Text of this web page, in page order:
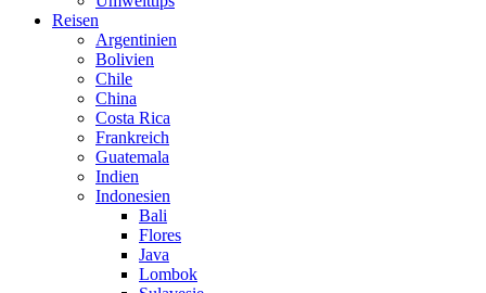
Reisen
Argentinien
Bolivien
Chile
China
Costa Rica
Frankreich
Guatemala
Indien
Indonesien
Bali
Flores
Java
Lombok